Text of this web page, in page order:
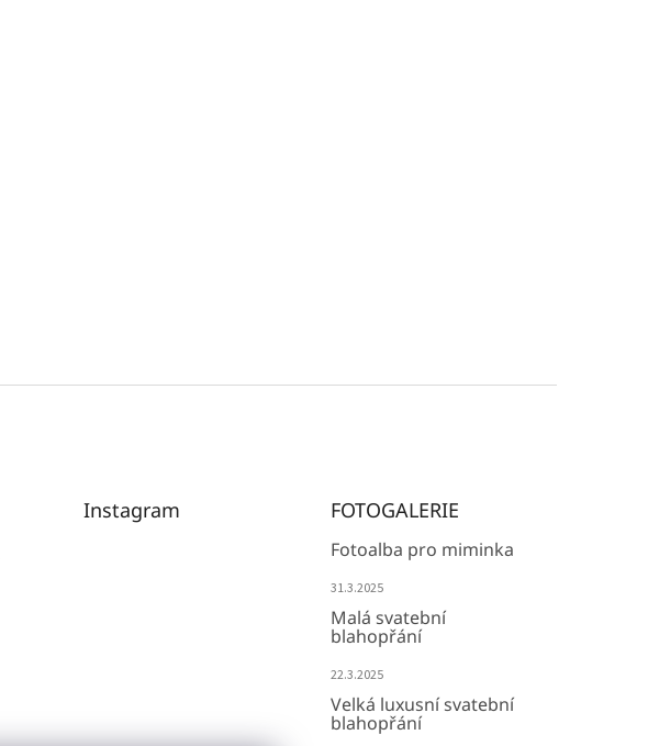
Instagram FOTOGALERIE
Fotoalba pro miminka
31.3.2025
Malá svatební
blahopřání
22.3.2025
Velká luxusní svatební
blahopřání